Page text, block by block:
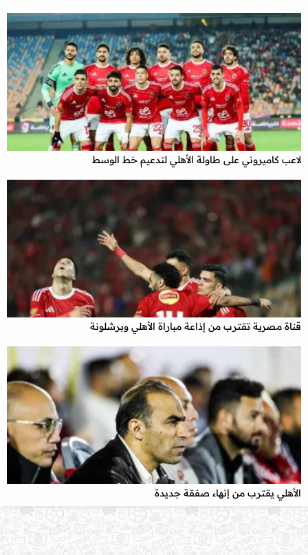
لاعب كاميروني على طاولة الأهلي لتدعيم خط الوسط
قناة مصرية تقترب من إذاعة مباراة الأهلي وبرشلونة
الأهلي يقترب من إنهاء صفقة جديدة